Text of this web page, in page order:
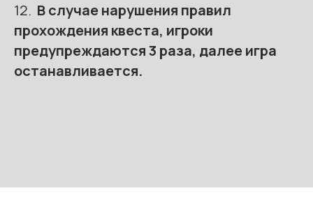
12. В случае нарушения правил
прохождения квеста, игроки
предупреждаются 3 раза, далее игра
останавливается.